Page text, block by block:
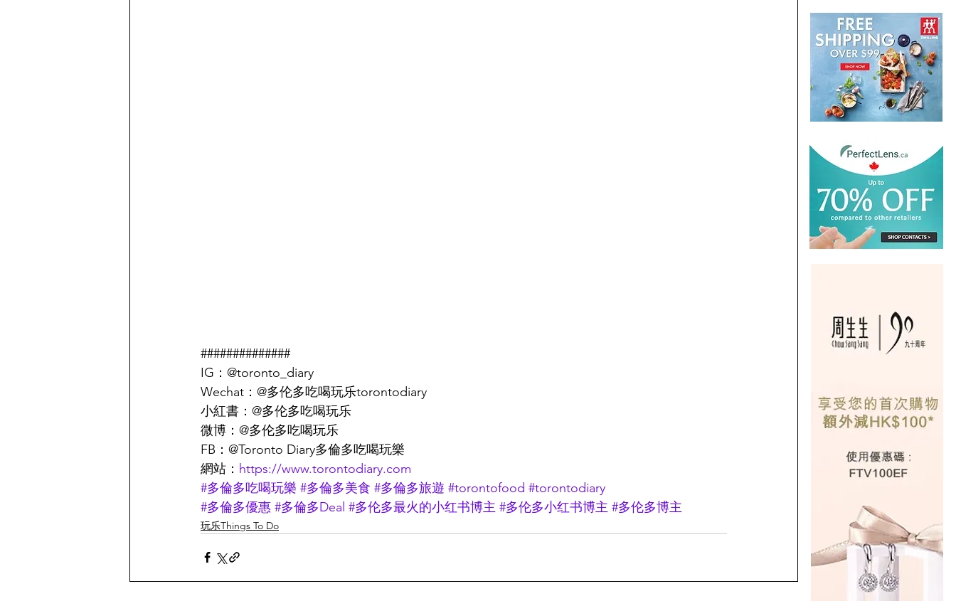
##############
IG：@toronto_diary
Wechat：@多伦多吃喝玩乐torontodiary
小紅書：@多伦多吃喝玩乐
微博：@多伦多吃喝玩乐
FB：@Toronto Diary多倫多吃喝玩樂
網站： https://www.torontodiary.com
#多倫多吃喝玩樂 #多倫多美食 #多倫多旅遊 #torontofood #torontodiary
#多倫多優惠 #多倫多Deal #多伦多最火的小红书博主 #多伦多小红书博主 #多伦多博主
玩乐Things To Do